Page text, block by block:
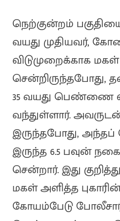
நெற்குன்றம்
வயது முதியவர்,
விடுமுறைக்காக
சென்றிருந்தபோது,
35 வயது பெண்ணை
வந்துள்ளார்.
இருந்தபோது,
இருந்த 6.5 பவுன்
சென்றார். இது
மகள் அளித்த
கோயம்பேடு